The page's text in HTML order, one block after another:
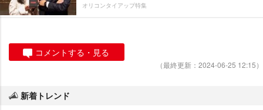
オリコンタイアップ特集
コメントする・見る
（最終更新：2024-06-25 12:15）
新着トレンド